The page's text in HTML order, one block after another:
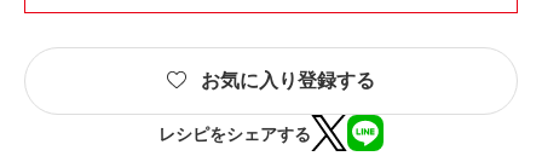
お気に入り登録する
レシピをシェアする